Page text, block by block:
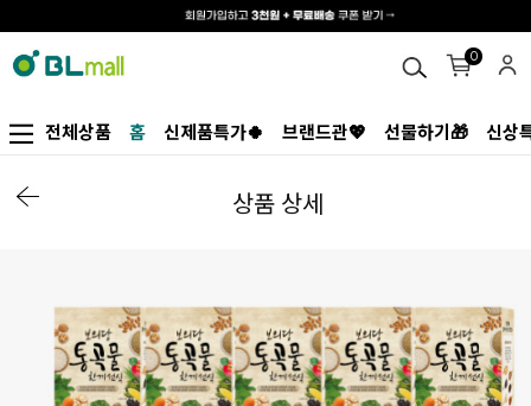
0
전체상품 홈 신제품특가🍀 브랜드관💖 선물하기🎁 신상
상품 상세